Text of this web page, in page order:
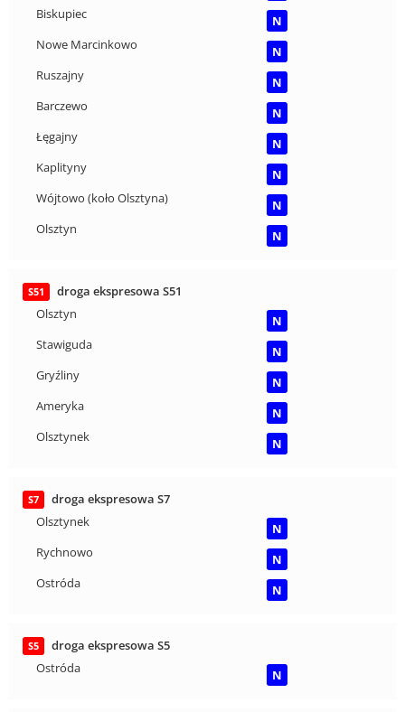
Biskupiec
N
Nowe Marcinkowo
N
Ruszajny
N
Barczewo
N
Łęgajny
N
Kaplityny
N
Wójtowo (koło Olsztyna)
N
Olsztyn
N
S51
droga ekspresowa S51
Olsztyn
N
Stawiguda
N
Gryźliny
N
Ameryka
N
Olsztynek
N
S7
droga ekspresowa S7
Olsztynek
N
Rychnowo
N
Ostróda
N
S5
droga ekspresowa S5
Ostróda
N